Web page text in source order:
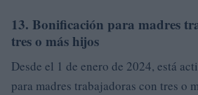
13. Bonificación para madres
tres o más hijos
Desde el 1 de enero de 2024, está
para madres trabajadoras con tres o